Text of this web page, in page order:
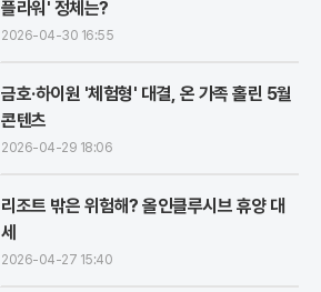
플라워' 정체는?
2026-04-30 16:55
금호·하이원 '체험형' 대결, 온 가족 홀린 5월
콘텐츠
2026-04-29 18:06
리조트 밖은 위험해? 올인클루시브 휴양 대
세
2026-04-27 15:40